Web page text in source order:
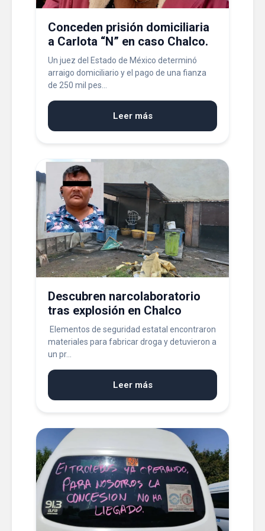
Conceden prisión domiciliaria
a Carlota “N” en caso Chalco.
Un juez del Estado de México determinó
arraigo domiciliario y el pago de una fianza
de 250 mil pes...
Leer más
Descubren narcolaboratorio
tras explosión en Chalco
Elementos de seguridad estatal encontraron
materiales para fabricar droga y detuvieron a
un pr...
Leer más